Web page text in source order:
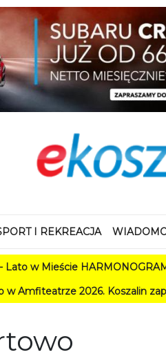
I REKREACJA
HARMONOGRAM
2026. Koszalin zaprasza na